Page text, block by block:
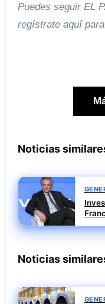
Puedes seguir EL
regístrate aquí
Noticias
Noticias